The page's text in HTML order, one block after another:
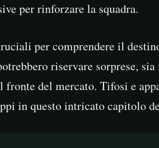
per rinforzare la squadra.
per comprendere il
riservare sorprese,
fronte del mercato. Tifosi e
in questo intricato capitolo